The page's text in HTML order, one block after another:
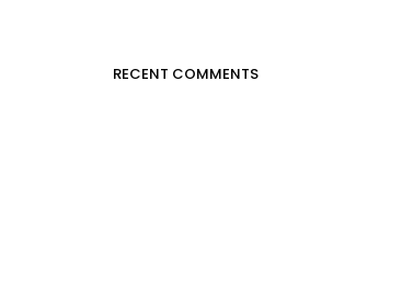
RECENT COMMENTS